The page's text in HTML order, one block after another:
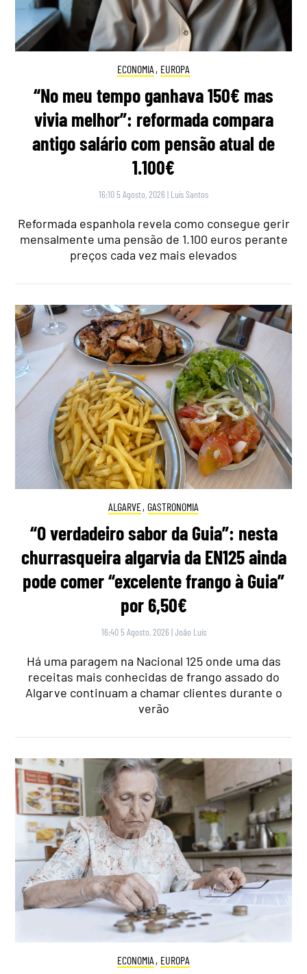
ECONOMIA , EUROPA
“No meu tempo ganhava 150€ mas
vivia melhor”: reformada compara
antigo salário com pensão atual de
1.100€
16:10 5 Agosto, 2026 | Luís Santos
Reformada espanhola revela como consegue gerir
mensalmente uma pensão de 1.100 euros perante
preços cada vez mais elevados
ALGARVE, GASTRONOMIA
“O verdadeiro sabor da Guia”: nesta
churrasqueira algarvia da EN125 ainda
pode comer “excelente frango à Guia”
por 6,50€
16:40 5 Agosto, 2026 |João Luís
Há uma paragem na Nacional 125 onde uma das
receitas mais conhecidas de frango assado do
Algarve continuam a chamar clientes durante o
verão
ECONOMIA , EUROPA